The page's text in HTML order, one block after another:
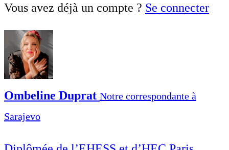
Vous avez déjà un compte ? Se connecter
Ombeline Duprat Notre correspondante à
Sarajevo